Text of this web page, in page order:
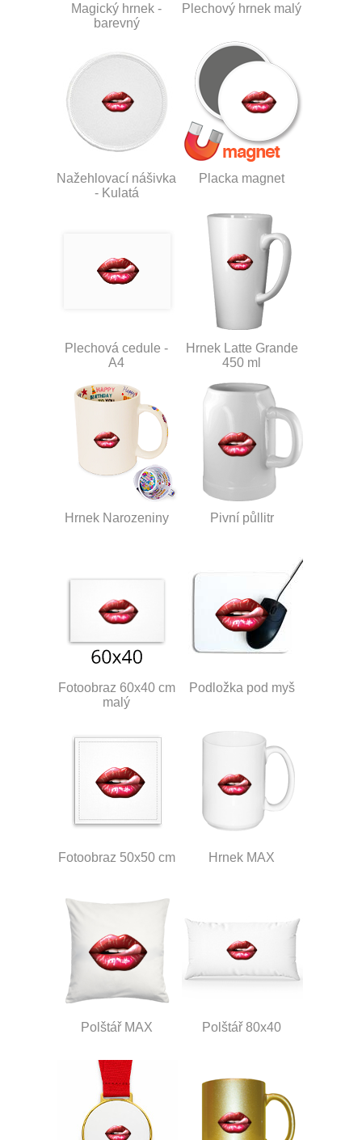
Magický hrnek -
barevný
Plechový hrnek malý
Nažehlovací nášivka
- Kulatá
Placka magnet
Plechová cedule -
A4
Hrnek Latte Grande
450 ml
Hrnek Narozeniny Pivní půllitr
Fotoobraz 60x40 cm
malý
Podložka pod myš
Fotoobraz 50x50 cm Hrnek MAX
Polštář MAX Polštář 80x40